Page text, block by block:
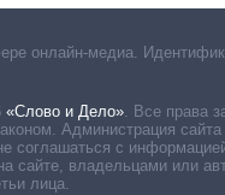
онлайн-медиа.
«Слово и Дело». Все права
Администрация сайта
соглашаться с
сайте, владельцами или
лица.